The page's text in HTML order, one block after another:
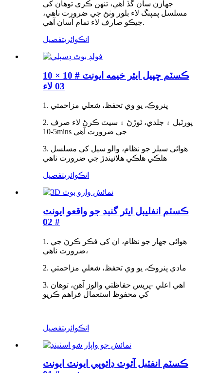
جهازن سان گڏ آهي، تنهن ڪري توهان کي
مسلسل پمپنگ لاء بلور وٺڻ جي ضرورت ناهي،
جيڪو صارف لاء تمام آسان آهي.
انڪوائريتفصيل
10 × 10 ڪسٽم ڇپيل ايئر خيمه ايونٽ #
03 لاء
1. پنروڪ، يو وي تحفظ، شعلي مزاحمتي
2. پورٽبل ۽ جلدي، ٽوڙڻ ۽ سيٽ ڪرڻ لاء صرف
5-10mins جي ضرورت آهي
3. هوائي سيلز جو نظام، والو سيل کي مسلسل
هلڪي هلڪي هلائيندڙ جي ضرورت ناهي
انڪوائريتفصيل
ڪسٽم انفليبل ايئر گنبد جو واقعو ايونٽ
# 02
1. هوائي جهاز جو نظام، ان کي فڪر ڪرڻ جي
ضرورت ناهي،
2. مادي پنروڪ، يو وي تحفظ، شعلي مزاحمتي
3. اهي اعلي -پريس حفاظتي والوز آهن، توهان
کي محفوظ استعمال فراهم ڪريو
انڪوائريتفصيل
ڪسٽم انفٽبل آئوٽ ڊائوپي ايونٽ ايونٽ